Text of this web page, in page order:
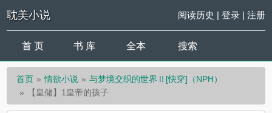
耽美小说 阅读历史 | 登录| 注册
首 页 书 库 全本 搜索
首页 情欲小说
与梦境交织的世界Ⅱ[快穿]（NPH）
【皇储】1皇帝的孩子